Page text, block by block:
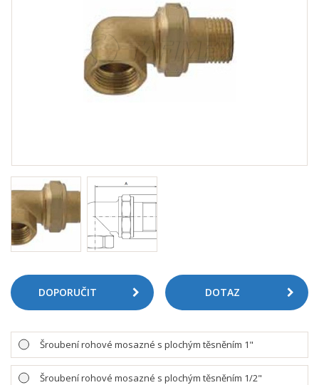
DOPORUČIT DOTAZ
Šroubení rohové mosazné s plochým těsněním 1"
Šroubení rohové mosazné s plochým těsněním 1/2"